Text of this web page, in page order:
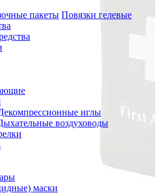
пакеты Повязки гелевые
иглы
воздуховоды
маски